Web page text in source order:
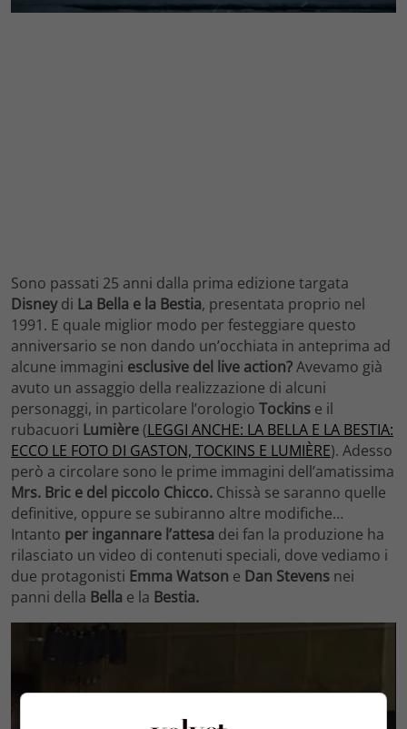
Sono passati 25 anni dalla prima edizione targata
Disneydi La Bella e la Bestia, presentata proprio nel
1991. E quale miglior modo per festeggiare questo
anniversario se non dando un’occhiata in anteprima ad
alcune immagini esclusive del live action?Avevamo già
avuto un assaggio della realizzazione di alcuni
personaggi, in particolare l’orologio Tockins e il
rubacuori Lumière(LEGGI ANCHE: LA BELLA E LA BESTIA:
ECCO LE FOTO DI GASTON, TOCKINS E LUMIÈRE). Adesso
però a circolare sono le prime immagini dell’amatissima
Mrs. Bric e del piccolo Chicco. Chissà se saranno quelle
definitive, oppure se subiranno altre modifiche…
Intanto per ingannare l’attesa dei fan la produzione ha
rilasciato un video di contenuti speciali, dove vediamo i
due protagonisti Emma Watson e Dan Stevens nei
panni della Bella e la Bestia.